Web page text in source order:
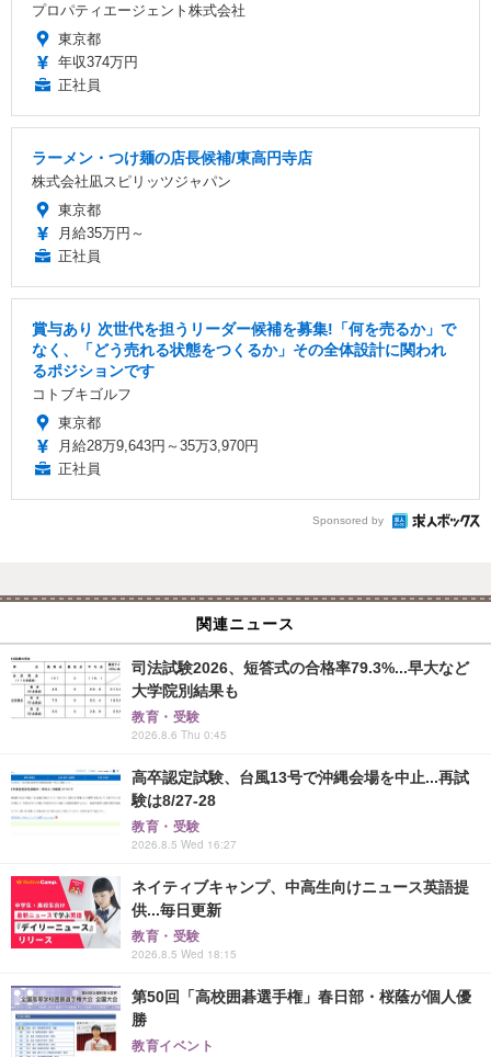
プロパティエージェント株式会社
東京都
年収374万円
正社員
ラーメン・つけ麺の店長候補/東高円寺店
株式会社凪スピリッツジャパン
東京都
月給35万円～
正社員
賞与あり 次世代を担うリーダー候補を募集!「何を売るか」で
なく、「どう売れる状態をつくるか」その全体設計に関われ
るポジションです
コトブキゴルフ
東京都
月給28万9,643円～35万3,970円
正社員
Sponsored by
関連ニュース
司法試験2026、短答式の合格率79.3%...早大など
大学院別結果も
教育・受験
2026.8.6 Thu 0:45
高卒認定試験、台風13号で沖縄会場を中止...再試
験は8/27-28
教育・受験
2026.8.5 Wed 16:27
ネイティブキャンプ、中高生向けニュース英語提
供...毎日更新
教育・受験
2026.8.5 Wed 18:15
第50回「高校囲碁選手権」春日部・桜蔭が個人優
勝
教育イベント